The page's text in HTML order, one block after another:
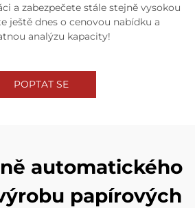
a zabezpečete stále stejně vysokou
ještě dnes o cenovou nabídku a
analýzu kapacity!
POPTAT SE
automatického
papírových